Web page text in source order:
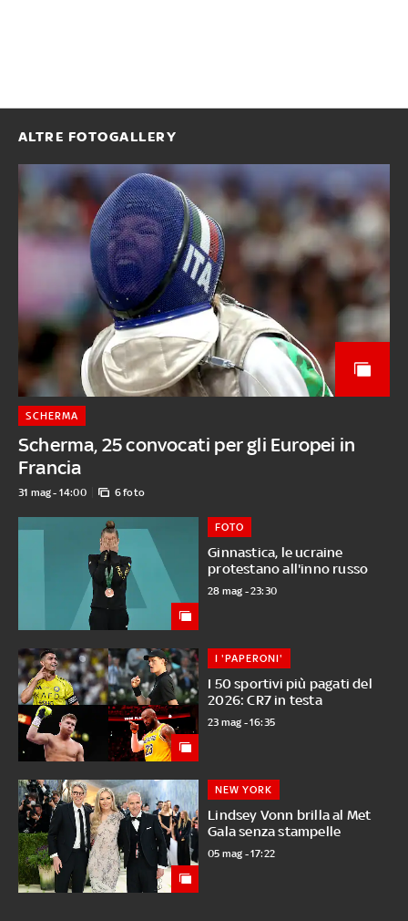
ALTRE FOTOGALLERY
Scherma, 25 convocati per gli Europei in
Francia
SCHERMA
31 mag - 14:00 6 foto
Ginnastica, le ucraine
protestano all'inno russo
FOTO
28 mag - 23:30
I 50 sportivi più pagati del
2026: CR7 in testa
I 'PAPERONI'
23 mag - 16:35
Lindsey Vonn brilla al Met
Gala senza stampelle
NEW YORK
05 mag - 17:22